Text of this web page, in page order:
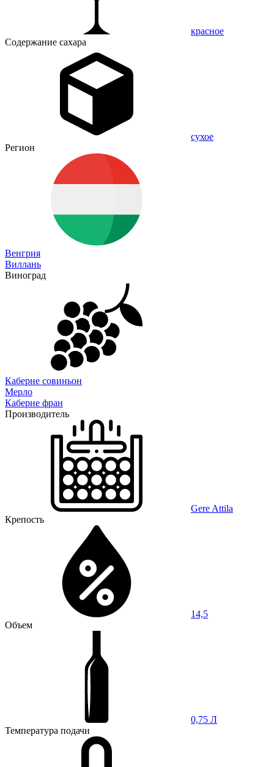
красное
Содержание сахара
сухое
Регион
Венгрия
Виллань
Виноград
Каберне совиньон
Мерло
Каберне фран
Производитель
Gere Attila
Крепость
14,5
Объем
0,75 Л
Температура подачи